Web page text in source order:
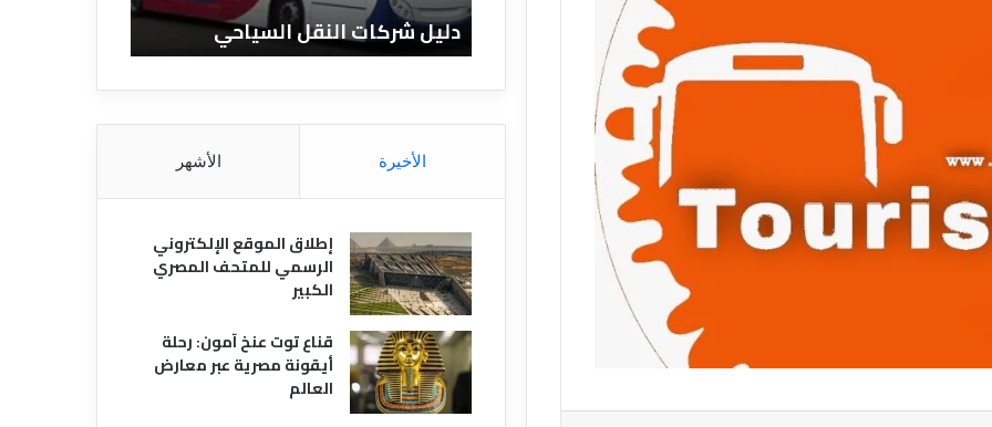
ن
س
ا
عروض شركات النقل السياحي
ت
ل
ل
س
ح
ي
دليل شركات النقل السياحي
م
ي
الأخيرة الأشهر
إطلاق الموقع الإلكتروني
الرسمي للمتحف المصري
الكبير
قناع توت عنخ آمون: رحلة
أيقونة مصرية عبر معارض
العالم